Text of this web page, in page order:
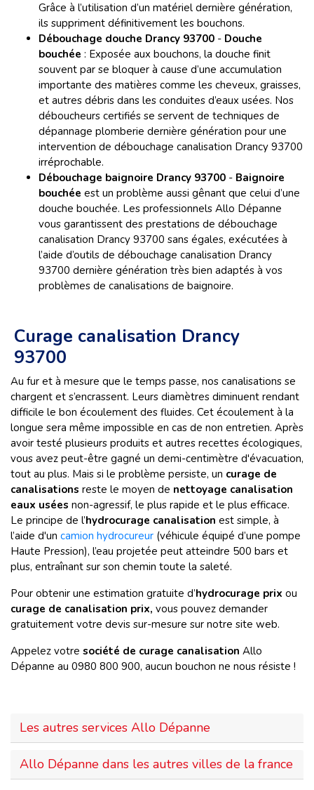
Grâce à l’utilisation d’un matériel dernière génération,
ils suppriment définitivement les bouchons.
Débouchage douche Drancy 93700 - Douche
bouchée : Exposée aux bouchons, la douche finit
souvent par se bloquer à cause d’une accumulation
importante des matières comme les cheveux, graisses,
et autres débris dans les conduites d’eaux usées. Nos
déboucheurs certifiés se servent de techniques de
dépannage plomberie dernière génération pour une
intervention de débouchage canalisation Drancy 93700
irréprochable.
Débouchage baignoire Drancy 93700 - Baignoire
bouchée est un problème aussi gênant que celui d’une
douche bouchée. Les professionnels Allo Dépanne
vous garantissent des prestations de débouchage
canalisation Drancy 93700 sans égales, exécutées à
l’aide d’outils de débouchage canalisation Drancy
93700 dernière génération très bien adaptés à vos
problèmes de canalisations de baignoire.
Curage canalisation Drancy
93700
Au fur et à mesure que le temps passe, nos canalisations se
chargent et s’encrassent. Leurs diamètres diminuent rendant
difficile le bon écoulement des fluides. Cet écoulement à la
longue sera même impossible en cas de non entretien. Après
avoir testé plusieurs produits et autres recettes écologiques,
vous avez peut-être gagné un demi-centimètre d'évacuation,
tout au plus. Mais si le problème persiste, un curage de
canalisations reste le moyen de nettoyage canalisation
eaux usées non-agressif, le plus rapide et le plus efficace.
Le principe de l’hydrocurage canalisation est simple, à
l’aide d'un camion hydrocureur (véhicule équipé d’une pompe
Haute Pression), l’eau projetée peut atteindre 500 bars et
plus, entraînant sur son chemin toute la saleté.
Pour obtenir une estimation gratuite d’hydrocurage prix ou
curage de canalisation prix, vous pouvez demander
gratuitement votre devis sur-mesure sur notre site web.
Appelez votre société de curage canalisation Allo
Dépanne au 0980 800 900, aucun bouchon ne nous résiste !
Les autres services Allo Dépanne
Allo Dépanne dans les autres villes de la france